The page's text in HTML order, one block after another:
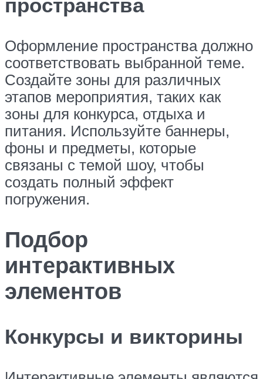
пространства
Оформление пространства должно
соответствовать выбранной теме.
Создайте зоны для различных
этапов мероприятия, таких как
зоны для конкурса, отдыха и
питания. Используйте баннеры,
фоны и предметы, которые
связаны с темой шоу, чтобы
создать полный эффект
погружения.
Подбор
интерактивных
элементов
Конкурсы и викторины